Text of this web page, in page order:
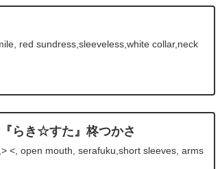
red sundress,sleeveless,white collar,neck
らき☆すた』柊つかさ
<, open mouth, serafuku,short sleeves, arms